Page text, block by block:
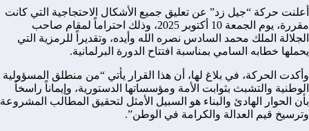
أعلنت حركة “جيل زد” عن تعليق جميع الأشكال الاحتجاجية التي كانت
مقررة، يوم الجمعة 10 أكتوبر 2025، وذلك احتراماً لمقام صاحب
الجلالة الملك محمد السادس نصره الله وأيده، وتقديراً للرمزية التي
يحملها خطابه السامي بمناسبة افتتاح الدورة البرلمانية.
وأكدت الحركة، في بلاغ لها، أن هذا القرار يأتي “من منطلق المسؤولية
الوطنية والتشبث بثوابت الأمة ومؤسساتها الدستورية، وإيماناً راسخاً
بأن الحوار الهادئ والبناء هو السبيل الأمثل لتحقيق المطالب المشروعة
وترسيخ قيم العدالة والكرامة في الوطن”.